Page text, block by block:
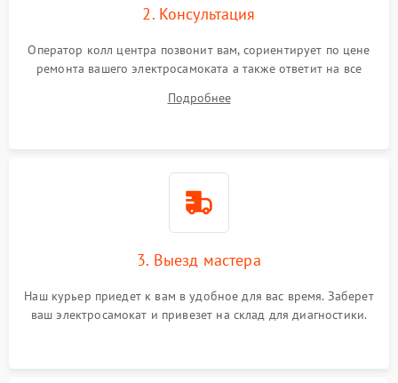
2. Консультация
Оператор колл центра позвонит вам, сориентирует по цене
ремонта вашего электросамоката а также ответит на все
Подробнее
3. Выезд мастера
Наш курьер приедет к вам в удобное для вас время. Заберет
ваш электросамокат и привезет на склад для диагностики.